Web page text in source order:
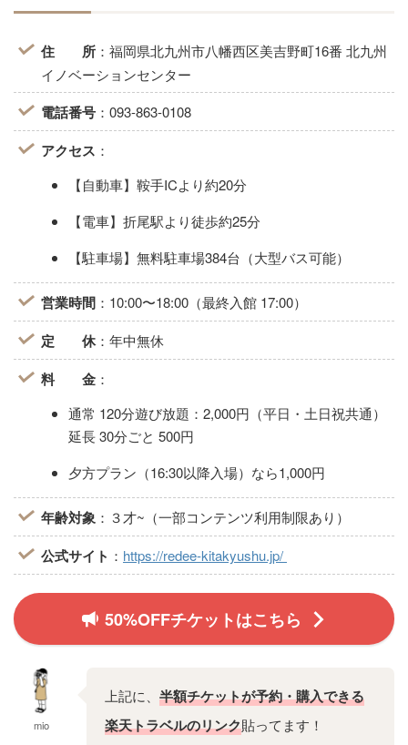
住 所 ：福岡県北九州市八幡西区美吉野町16番 北九州
イノベーションセンター
電話番号 ：093-863-0108
アクセス ：
【自動車】鞍手ICより約20分
【電車】折尾駅より徒歩約25分
【駐車場】無料駐車場384台（大型バス可能）
営業時間 ：10:00〜18:00（最終入館 17:00）
定 休：年中無休
料 金 ：
通常 120分遊び放題：2,000円（平日・土日祝共通）
延長 30分ごと 500円
夕方プラン（16:30以降入場）なら1,000円
年齢対象 ：３才~（一部コンテンツ利用制限あり）
公式サイト ： https://redee-kitakyushu.jp/
50%OFFチケットはこちら
mio
上記に、 半額チケットが予約・購入できる
楽天トラベルのリンク貼ってます！